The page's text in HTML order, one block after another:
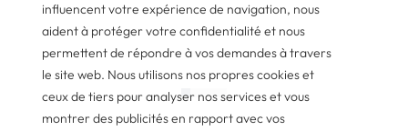
influencent votre expérience de navigation, nous
aident à protéger votre confidentialité et nous
permettent de répondre à vos demandes à travers
le site web. Nous utilisons nos propres cookies et
ceux de tiers pour analyser nos services et vous
montrer des publicités en rapport avec vos